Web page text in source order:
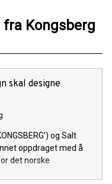
Kongsberg
skal designe
og Salt
oppdraget med å
det norske